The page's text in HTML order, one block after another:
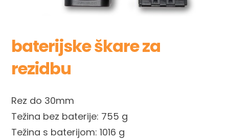
baterijske škare za
rezidbu
Rez do 30mm
Težina bez baterije: 755 g
Težina s baterijom: 1016 g